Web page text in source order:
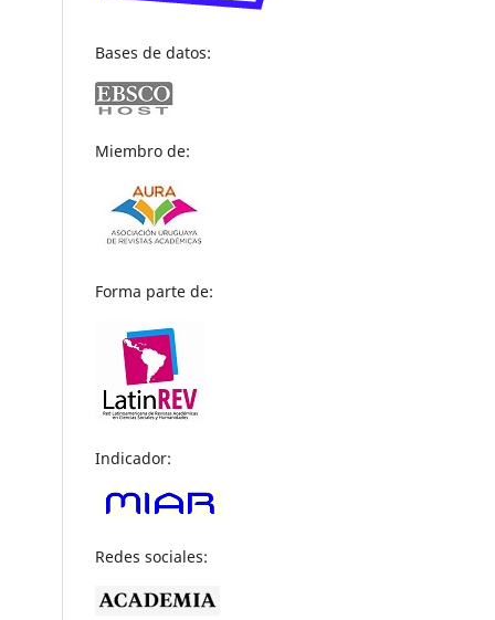
Bases de datos:
Miembro de:
Forma parte de:
Indicador:
Redes sociales: